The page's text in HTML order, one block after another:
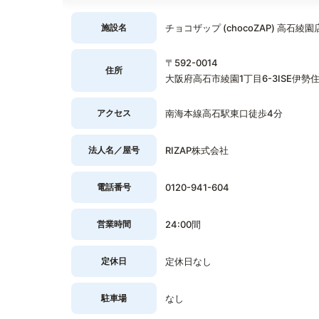
施設名 チョコザップ (chocoZAP) 高石綾園
住所
〒592-0014
大阪府高石市綾園1丁目6-3ISE伊勢
アクセス 南海本線高石駅東口徒歩4分
法人名／屋号 RIZAP株式会社
電話番号 0120-941-604
営業時間 24:00間
定休日 定休日なし
駐車場 なし